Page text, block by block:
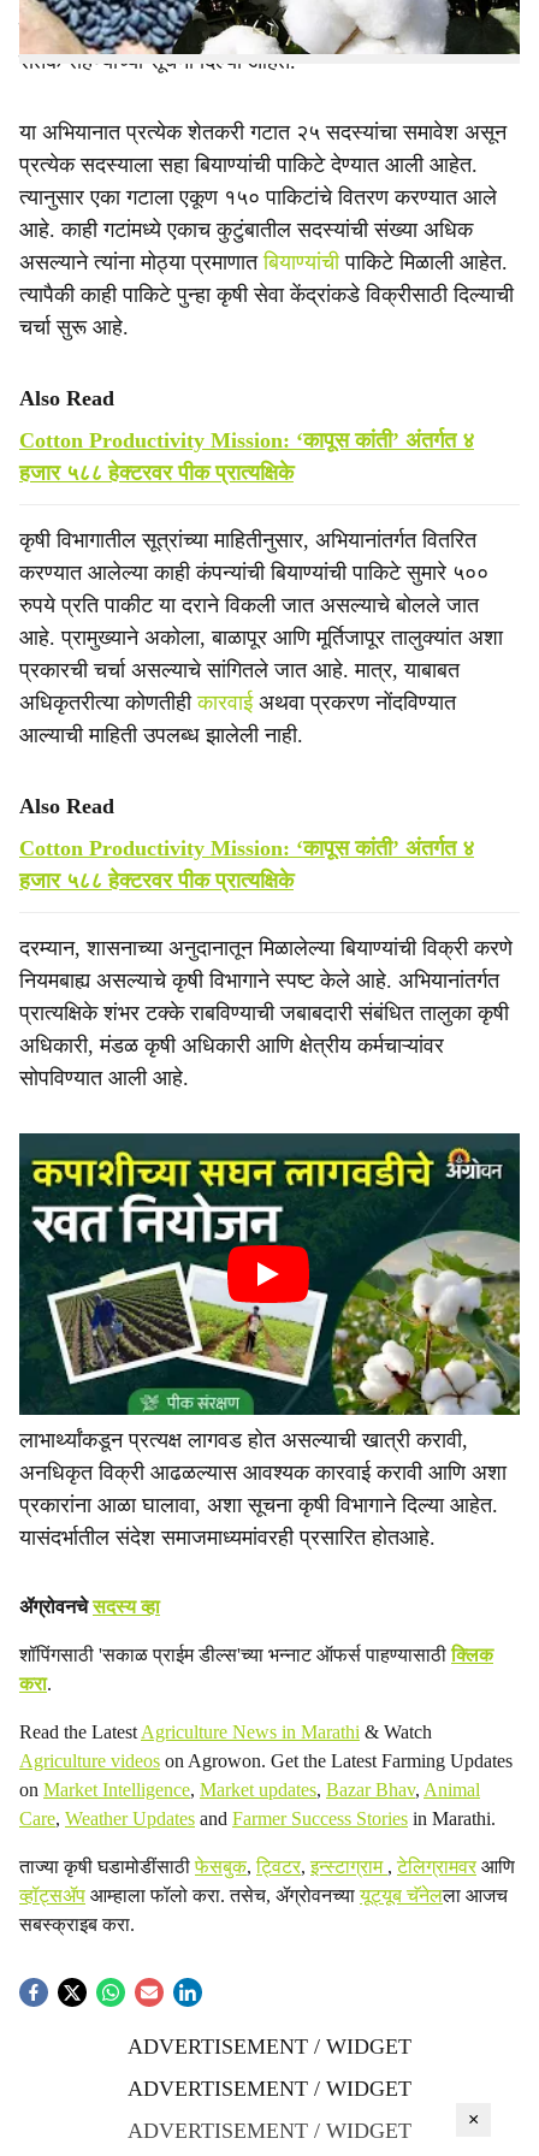
पुढे येत आहे. या पार्श्वभूमीवर कृषी विभागाने संबंधित अधिकाऱ्यांना
सतर्क राहण्याच्या सूचना दिल्या आहेत.
या अभियानात प्रत्येक शेतकरी गटात २५ सदस्यांचा समावेश असून
प्रत्येक सदस्याला सहा बियाण्यांची पाकिटे देण्यात आली आहेत.
त्यानुसार एका गटाला एकूण १५० पाकिटांचे वितरण करण्यात आले
आहे. काही गटांमध्ये एकाच कुटुंबातील सदस्यांची संख्या अधिक
असल्याने त्यांना मोठ्या प्रमाणातबियाण्यांचीपाकिटे मिळाली आहेत.
त्यापैकी काही पाकिटे पुन्हा कृषी सेवा केंद्रांकडे विक्रीसाठी दिल्याची
चर्चा सुरू आहे.
Also Read
Cotton Productivity Mission: ‘कापूस कांती’ अंतर्गत ४
हजार ५८८ हेक्टरवर पीक प्रात्यक्षिके
कृषी विभागातील सूत्रांच्या माहितीनुसार, अभियानांतर्गत वितरित
करण्यात आलेल्या काही कंपन्यांची बियाण्यांची पाकिटे सुमारे ५००
रुपये प्रति पाकीट या दराने विकली जात असल्याचे बोलले जात
आहे. प्रामुख्याने अकोला, बाळापूर आणि मूर्तिजापूर तालुक्यांत अशा
प्रकारची चर्चा असल्याचे सांगितले जात आहे. मात्र, याबाबत
अधिकृतरीत्या कोणतीहीकारवाई अथवा प्रकरण नोंदविण्यात
आल्याची माहिती उपलब्ध झालेली नाही.
Also Read
Cotton Productivity Mission: ‘कापूस कांती’ अंतर्गत ४
हजार ५८८ हेक्टरवर पीक प्रात्यक्षिके
दरम्यान, शासनाच्या अनुदानातून मिळालेल्या बियाण्यांची विक्री करणे
नियमबाह्य असल्याचे कृषी विभागाने स्पष्ट केले आहे. अभियानांतर्गत
प्रात्यक्षिके शंभर टक्के राबविण्याची जबाबदारी संबंधित तालुका कृषी
अधिकारी, मंडळ कृषी अधिकारी आणि क्षेत्रीय कर्मचाऱ्यांवर
सोपविण्यात आली आहे.
लाभार्थ्यांकडून प्रत्यक्ष लागवड होत असल्याची खात्री करावी,
अनधिकृत विक्री आढळल्यास आवश्यक कारवाई करावी आणि अशा
प्रकारांना आळा घालावा, अशा सूचना कृषी विभागाने दिल्या आहेत.
यासंदर्भातील संदेश समाजमाध्यमांवरही प्रसारित होतआहे.
ॲग्रोवनचेसदस्य व्हा
शॉपिंगसाठी 'सकाळ प्राईम डील्स'च्या भन्नाट ऑफर्स पाहण्यासाठीक्लिक
करा.
Read the Latest Agriculture News in Marathi & Watch
Agriculture videos on Agrowon. Get the Latest Farming Updates
on Market Intelligence, Market updates, Bazar Bhav, Animal
Care, Weather Updates and Farmer Success Stories in Marathi.
ताज्या कृषी घडामोडींसाठीफेसबुक,ट्विटर,इन्स्टाग्राम ,टेलिग्रामवरआणि
व्हॉट्सॲप आम्हाला फॉलो करा. तसेच, ॲग्रोवनच्यायूट्यूब चॅनेलला आजच
सबस्क्राइब करा.
ADVERTISEMENT / WIDGET
ADVERTISEMENT / WIDGET
ADVERTISEMENT / WIDGET
×